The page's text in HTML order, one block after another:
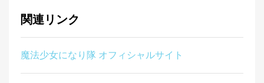
関連リンク
魔法少女になり隊 オフィシャルサイト